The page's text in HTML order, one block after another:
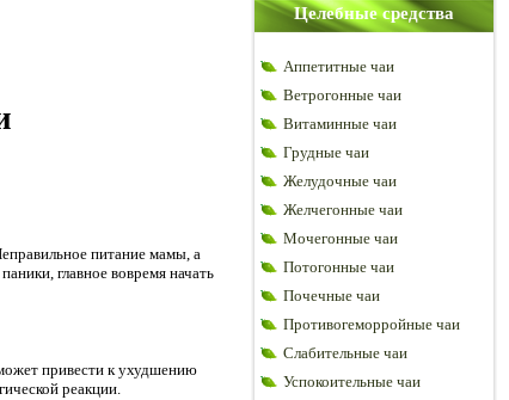
питание мамы, а
главное вовремя начать
привести к ухудшению
реакции.
Целебные средства
Аппетитные чаи
Ветрогонные чаи
Витаминные чаи
Грудные чаи
Желудочные чаи
Желчегонные чаи
Мочегонные чаи
Потогонные чаи
Почечные чаи
Противогеморройные чаи
Слабительные чаи
Успокоительные чаи